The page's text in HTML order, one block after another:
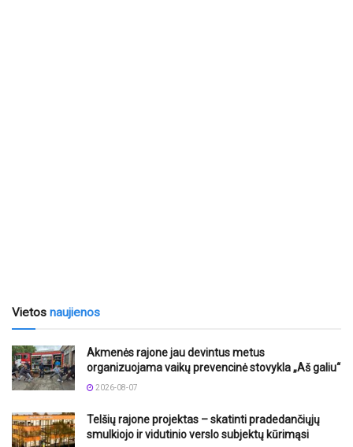
Vietos naujienos
Akmenės rajone jau devintus metus
organizuojama vaikų prevencinė stovykla „Aš galiu“
2026-08-07
Telšių rajone projektas – skatinti pradedančiųjų
smulkiojo ir vidutinio verslo subjektų kūrimąsi